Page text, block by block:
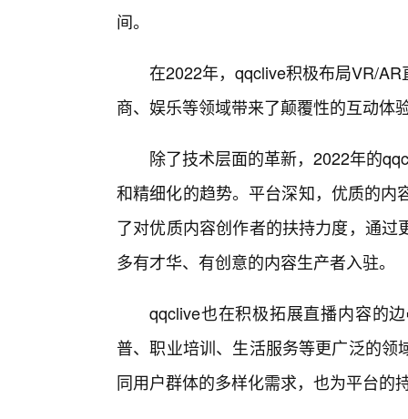
间。
在2022年，qqclive积极布局VR/
商、娱乐等领域带来了颠覆性的互动体
除了技术层面的革新，2022年的
和精细化的趋势。平台深知，优质的
了对优质内容创作者的扶持力度，通
多有才华、有创意的内容生产者入驻。
qqclive也在积极拓展直播内容的
普、职业培训、生活服务等更广泛的
同用户群体的多样化需求，也为平台的